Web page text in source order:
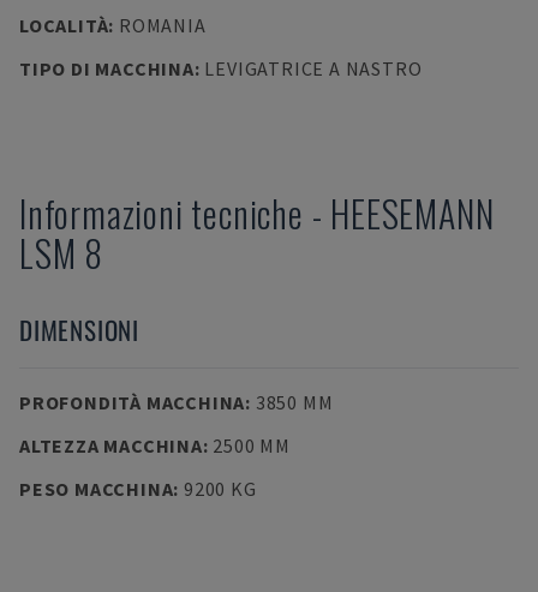
LOCALITÀ: ROMANIA
TIPO DI MACCHINA: LEVIGATRICE A NASTRO
Informazioni tecniche - HEESEMANN
LSM 8
DIMENSIONI
PROFONDITÀ MACCHINA: 3850 MM
ALTEZZA MACCHINA: 2500 MM
PESO MACCHINA: 9200 KG